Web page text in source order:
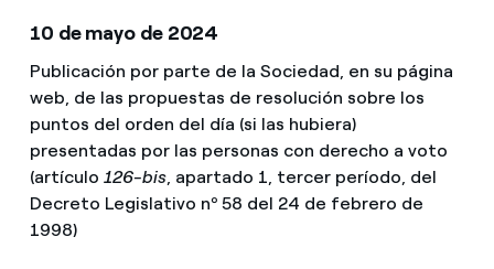
10 de mayo de 2024
Publicación por parte de la Sociedad, en su página
web, de las propuestas de resolución sobre los
puntos del orden del día (si las hubiera)
presentadas por las personas con derecho a voto
(artículo 126-bis, apartado 1, tercer período, del
Decreto Legislativo nº 58 del 24 de febrero de
1998)